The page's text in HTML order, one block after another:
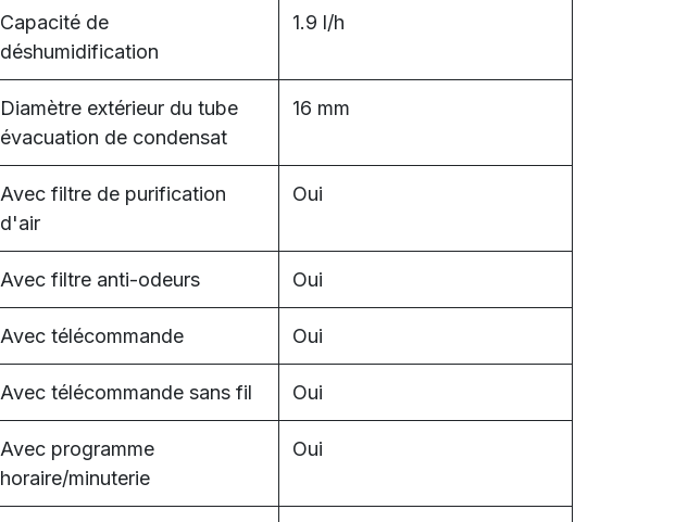
Capacité de
déshumidification
1.9 l/h
Diamètre extérieur du tube
évacuation de condensat
16 mm
Avec filtre de purification
d'air
Oui
Avec filtre anti-odeurs Oui
Avec télécommande Oui
Avec télécommande sans fil Oui
Avec programme
horaire/minuterie
Oui